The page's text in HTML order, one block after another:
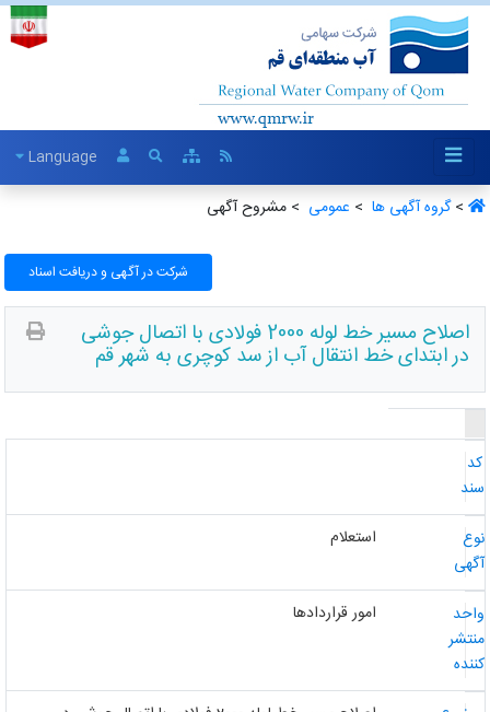
Language
>گروه آگهی ها ‏>عمومی ‏> مشروح آگهی
شرکت در آگهی و دریافت اسناد
اصلاح مسیر خط لوله 2000 فولادی با اتصال جوشی
در ابتدای خط انتقال آب از سد کوچری به شهر قم
استعلام
امور قراردادها